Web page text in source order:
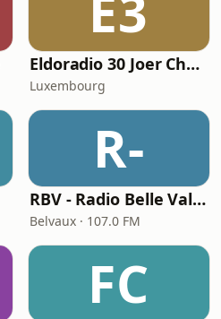
Eldoradio 30 Joer Chartbreaker
Luxembourg
R-
RBV - Radio Belle Vallée
Belvaux · 107.0 FM
FC